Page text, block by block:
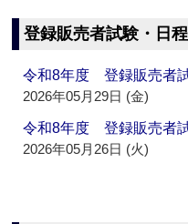
登録販売者試験・日
令和8年度 登録販売者
2026年05月29日 (金)
令和8年度 登録販売者
2026年05月26日 (火)